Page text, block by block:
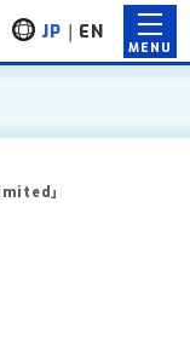
JP ｜ EN
」